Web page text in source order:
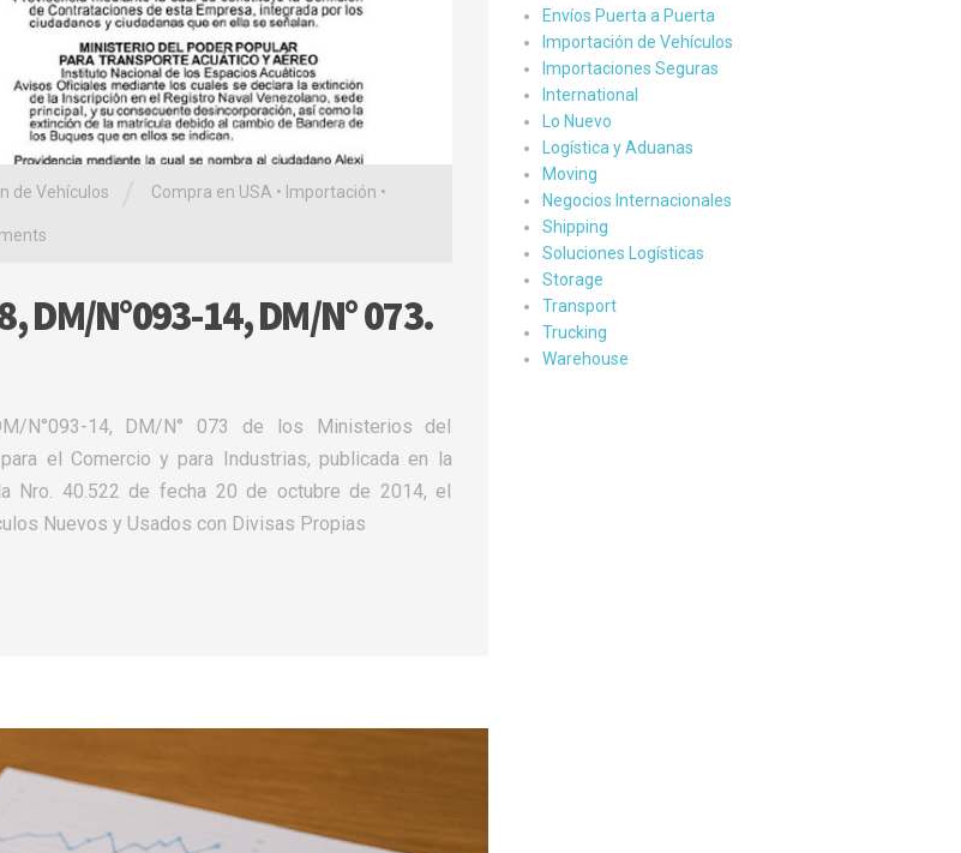
de Vehículos Compra en USA • Importación •
DM/N°093-14, DM/N° 073.
N°093-14, DM/N° 073 de los Ministerios del
el Comercio y para Industrias, publicada en la
Nro. 40.522 de fecha 20 de octubre de 2014, el
Nuevos y Usados con Divisas Propias
Envíos Puerta a Puerta
Importación de Vehículos
Importaciones Seguras
International
Lo Nuevo
Logística y Aduanas
Moving
Negocios Internacionales
Shipping
Soluciones Logísticas
Storage
Transport
Trucking
Warehouse